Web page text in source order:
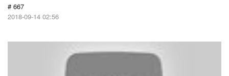
# 667
2018-09-14 02:56